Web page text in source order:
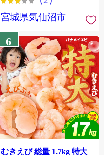
宮城県気仙沼市
6
むきえび 総量 1.7kg 特大